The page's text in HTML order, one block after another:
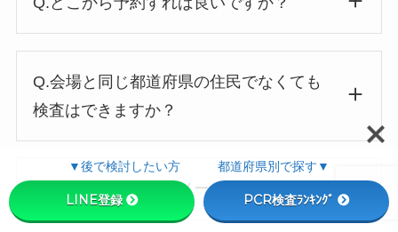
Q.会場と同じ都道府県の住民でなくても
検査はできますか？
Q.予約したのに完了メールが届きません
▼後で検討したい方 都道府県別で探す▼
LINE登録 PCR検査ﾗﾝｷﾝｸﾞ